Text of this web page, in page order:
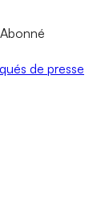
Abonné
de presse